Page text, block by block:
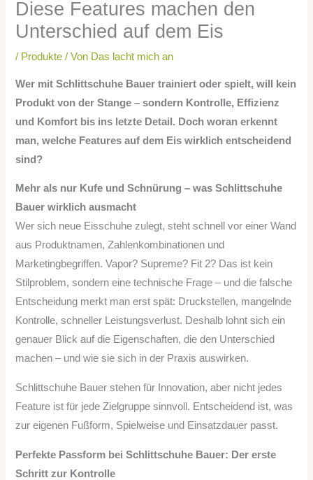
Diese Features machen den
Unterschied auf dem Eis
/ Produkte / Von Das lacht mich an
Wer mit Schlittschuhe Bauer trainiert oder spielt, will kein
Produkt von der Stange – sondern Kontrolle, Effizienz
und Komfort bis ins letzte Detail. Doch woran erkennt
man, welche Features auf dem Eis wirklich entscheidend
sind?
Mehr als nur Kufe und Schnürung – was Schlittschuhe
Bauer wirklich ausmacht
Wer sich neue Eisschuhe zulegt, steht schnell vor einer Wand
aus Produktnamen, Zahlenkombinationen und
Marketingbegriffen. Vapor? Supreme? Fit 2? Das ist kein
Stilproblem, sondern eine technische Frage – und die falsche
Entscheidung merkt man erst spät: Druckstellen, mangelnde
Kontrolle, schneller Leistungsverlust. Deshalb lohnt sich ein
genauer Blick auf die Eigenschaften, die den Unterschied
machen – und wie sie sich in der Praxis auswirken.
Schlittschuhe Bauer stehen für Innovation, aber nicht jedes
Feature ist für jede Zielgruppe sinnvoll. Entscheidend ist, was
zur eigenen Fußform, Spielweise und Einsatzdauer passt.
Perfekte Passform bei Schlittschuhe Bauer: Der erste
Schritt zur Kontrolle